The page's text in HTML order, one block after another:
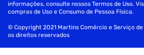
informações, consulte nossos Termos de Uso.
compras de Uso e Consumo de Pessoa Física.
© Copyright 2021 Martins Comércio e Serviço de
os direitos reservados